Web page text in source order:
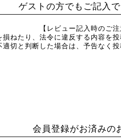
ゲストの方でもご記入で
【レビュー記入時のご注
ねたり、法令に違反する内容を
適切と判断した場合は、予告なく
会員登録がお済みの